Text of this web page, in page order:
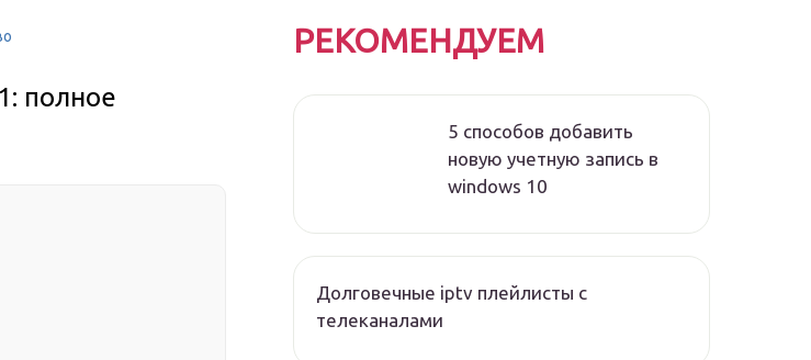
полное
РЕКОМЕНДУЕМ
5 способов добавить
новую учетную запись в
windows 10
Долговечные iptv плейлисты с
телеканалами